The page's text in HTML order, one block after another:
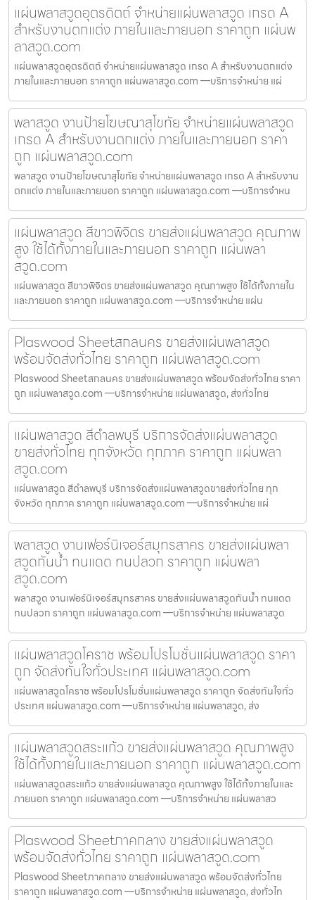
แผ่นพลาสวูดอุตรดิตถ์ จำหน่ายแผ่นพลาสวูด เกรด A
สำหรับงานตกแต่ง ภายในและภายนอก ราคาถูก แผ่นพ
ลาสวูด.com
แผ่นพลาสวูดอุตรดิตถ์ จำหน่ายแผ่นพลาสวูด เกรด A สำหรับงานตกแต่ง
ภายในและภายนอก ราคาถูก แผ่นพลาสวูด.com —บริการจำหน่าย แผ่
พลาสวูด งานป้ายโฆษณาสุโขทัย จำหน่ายแผ่นพลาสวูด
เกรด A สำหรับงานตกแต่ง ภายในและภายนอก ราคา
ถูก แผ่นพลาสวูด.com
พลาสวูด งานป้ายโฆษณาสุโขทัย จำหน่ายแผ่นพลาสวูด เกรด A สำหรับงาน
ตกแต่ง ภายในและภายนอก ราคาถูก แผ่นพลาสวูด.com —บริการจำหน
แผ่นพลาสวูด สีขาวพิจิตร ขายส่งแผ่นพลาสวูด คุณภาพ
สูง ใช้ได้ทั้งภายในและภายนอก ราคาถูก แผ่นพลา
สวูด.com
แผ่นพลาสวูด สีขาวพิจิตร ขายส่งแผ่นพลาสวูด คุณภาพสูง ใช้ได้ทั้งภายใน
และภายนอก ราคาถูก แผ่นพลาสวูด.com —บริการจำหน่าย แผ่น
Plaswood Sheetสกลนคร ขายส่งแผ่นพลาสวูด
พร้อมจัดส่งทั่วไทย ราคาถูก แผ่นพลาสวูด.com
Plaswood Sheetสกลนคร ขายส่งแผ่นพลาสวูด พร้อมจัดส่งทั่วไทย ราคา
ถูก แผ่นพลาสวูด.com —บริการจำหน่าย แผ่นพลาสวูด, ส่งทั่วไทย
แผ่นพลาสวูด สีดำลพบุรี บริการจัดส่งแผ่นพลาสวูด
ขายส่งทั่วไทย ทุกจังหวัด ทุกภาค ราคาถูก แผ่นพลา
สวูด.com
แผ่นพลาสวูด สีดำลพบุรี บริการจัดส่งแผ่นพลาสวูดขายส่งทั่วไทย ทุก
จังหวัด ทุกภาค ราคาถูก แผ่นพลาสวูด.com —บริการจำหน่าย แผ่
พลาสวูด งานเฟอร์นิเจอร์สมุทรสาคร ขายส่งแผ่นพลา
สวูดกันน้ำ ทนแดด ทนปลวก ราคาถูก แผ่นพลา
สวูด.com
พลาสวูด งานเฟอร์นิเจอร์สมุทรสาคร ขายส่งแผ่นพลาสวูดกันน้ำ ทนแดด
ทนปลวก ราคาถูก แผ่นพลาสวูด.com —บริการจำหน่าย แผ่นพลาสวูด
แผ่นพลาสวูดโคราช พร้อมโปรโมชั่นแผ่นพลาสวูด ราคา
ถูก จัดส่งทันใจทั่วประเทศ แผ่นพลาสวูด.com
แผ่นพลาสวูดโคราช พร้อมโปรโมชั่นแผ่นพลาสวูด ราคาถูก จัดส่งทันใจทั่ว
ประเทศ แผ่นพลาสวูด.com —บริการจำหน่าย แผ่นพลาสวูด, ส่ง
แผ่นพลาสวูดสระแก้ว ขายส่งแผ่นพลาสวูด คุณภาพสูง
ใช้ได้ทั้งภายในและภายนอก ราคาถูก แผ่นพลาสวูด.com
แผ่นพลาสวูดสระแก้ว ขายส่งแผ่นพลาสวูด คุณภาพสูง ใช้ได้ทั้งภายในและ
ภายนอก ราคาถูก แผ่นพลาสวูด.com —บริการจำหน่าย แผ่นพลาสว
Plaswood Sheetภาคกลาง ขายส่งแผ่นพลาสวูด
พร้อมจัดส่งทั่วไทย ราคาถูก แผ่นพลาสวูด.com
Plaswood Sheetภาคกลาง ขายส่งแผ่นพลาสวูด พร้อมจัดส่งทั่วไทย
ราคาถูก แผ่นพลาสวูด.com —บริการจำหน่าย แผ่นพลาสวูด, ส่งทั่วไท